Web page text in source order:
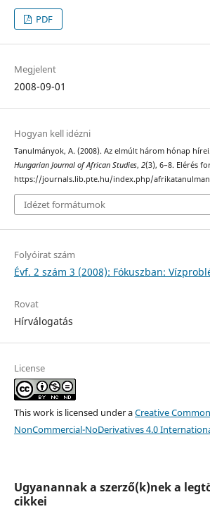
PDF
Megjelent
2008-09-01
Hogyan kell idézni
Tanulmányok, A. (2008). Az elmúlt három hónap
Hungarian Journal of African Studies, 2(3), 6–8. Elérés
https://journals.lib.pte.hu/index.php/
Idézet formátumok
Folyóirat szám
Évf. 2 szám 3 (2008): Fókuszban:
Rovat
Hírválogatás
License
This work is licensed under aCreative
NonCommercial-NoDerivatives 4.0
Ugyanannak a szerző(k)nek a
cikkei